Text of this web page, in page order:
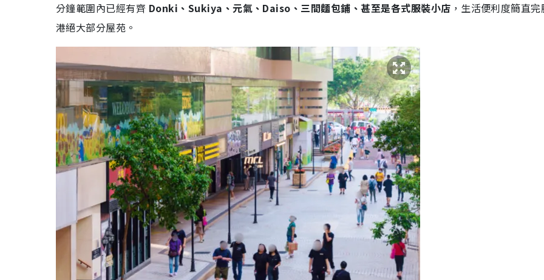
分鐘範圍內已經有齊 Donki、Sukiya、元氣、Daiso、三間麵包鋪、甚至是各式服裝小店 ，生活便利度簡直完
港絕大部分屋苑。